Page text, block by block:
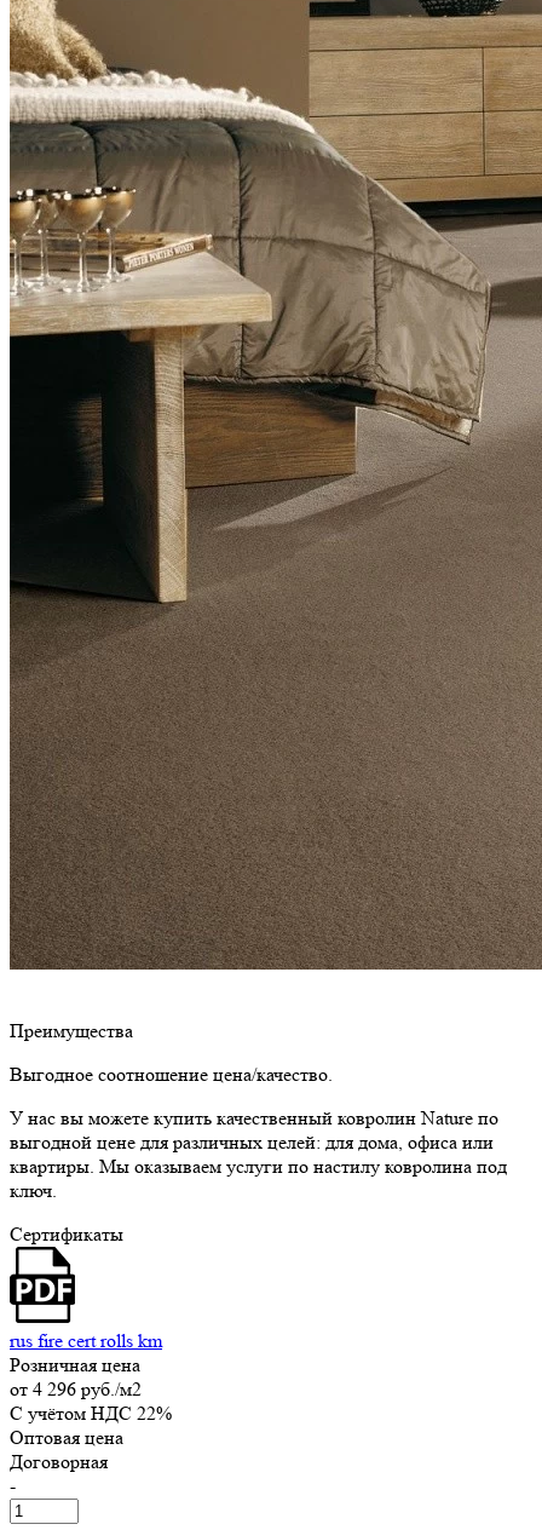
Преимущества
Выгодное соотношение цена/качество.
У нас вы можете купить качественный ковролин Nature по
выгодной цене для различных целей: для дома, офиса или
квартиры. Мы оказываем услуги по настилу ковролина под
ключ.
Сертификаты
rus fire cert rolls km
Розничная цена
от 4 296 руб./м2
C учётом НДС 22%
Оптовая цена
Договорная
-